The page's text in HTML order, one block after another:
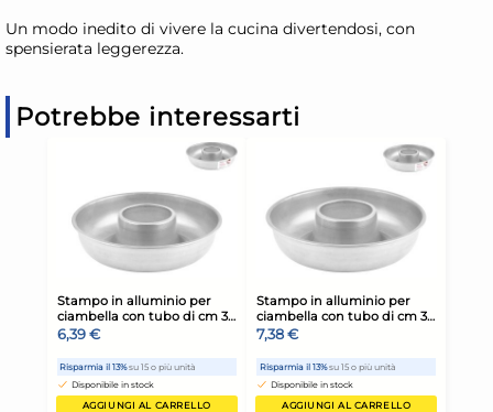
Un modo inedito di vivere la cucina divertendosi, con
spensierata leggerezza.
Potrebbe interessarti